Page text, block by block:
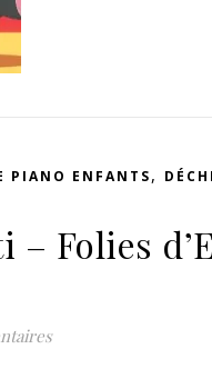
PIANO ENFANTS,
– Folies